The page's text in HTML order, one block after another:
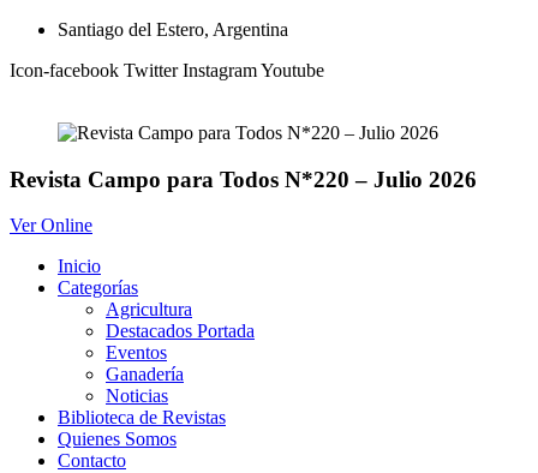
contenido
Santiago del Estero, Argentina
Icon-facebook Twitter InstagramYoutube
Revista Campo para Todos N*220 – Julio 2026
Ver Online
Inicio
Categorías
Agricultura
Destacados Portada
Eventos
Ganadería
Noticias
Biblioteca de Revistas
Quienes Somos
Contacto